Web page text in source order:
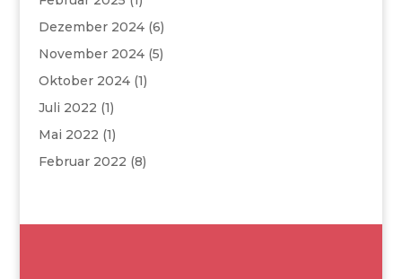
Dezember 2024(6)
November 2024(5)
Oktober 2024(1)
Juli 2022 (1)
Mai 2022 (1)
Februar 2022 (8)